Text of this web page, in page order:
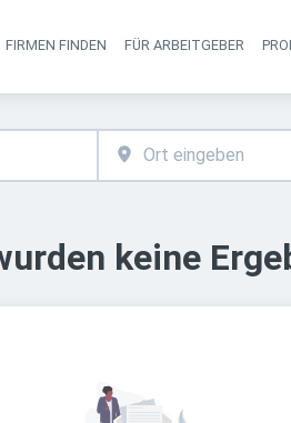
FIRMEN FINDEN FÜR ARBEITGEBER
keine